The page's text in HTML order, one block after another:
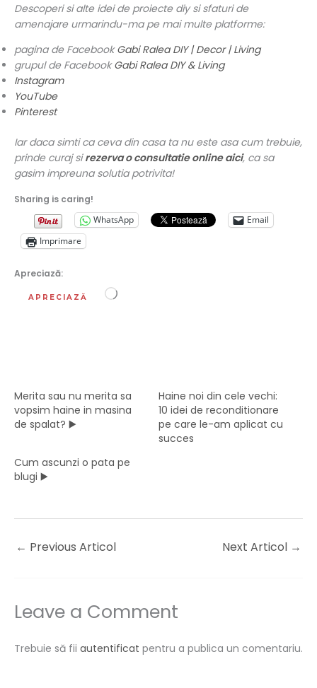
Descoperi si alte idei de proiecte diy si sfaturi de
amenajare urmarindu-ma pe mai multe platforme:
pagina de FacebookGabi Ralea DIY | Decor | Living
grupul de FacebookGabi Ralea DIY & Living
Instagram
YouTube
Pinterest
Iar daca simti ca ceva din casa ta nu este asa cum trebuie,
prinde curaj sirezerva o consultatie online aici, ca sa
gasim impreuna solutia potrivita!
Sharing is caring!
WhatsApp
Email
Imprimare
Apreciază:
APRECIAZĂ Încarc...
Merita sau nu merita sa
vopsim haine in masina
de spalat? ▶️
Haine noi din cele vechi:
10 idei de reconditionare
pe care le-am aplicat cu
succes
Cum ascunzi o pata pe
blugi ▶️
← Previous Articol Next Articol →
Leave a Comment
Trebuie să fii autentificat pentru a publica un comentariu.